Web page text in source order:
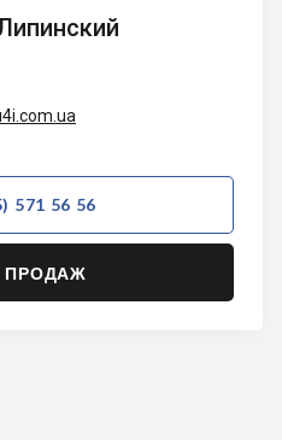
571 56 56
ПРОДАЖ